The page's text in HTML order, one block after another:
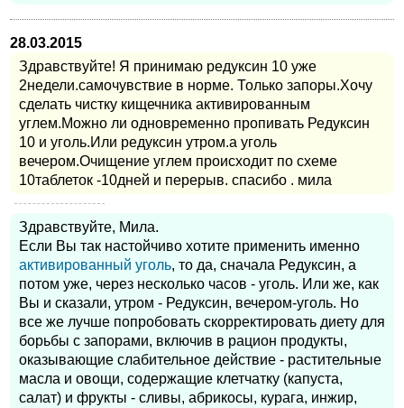
28.03.2015
Здравствуйте! Я принимаю редуксин 10 уже
2недели.самочувствие в норме. Только запоры.Хочу
сделать чистку кищечника активированным
углем.Можно ли одновременно пропивать Редуксин
10 и уголь.Или редуксин утром.а уголь
вечером.Очищение углем происходит по схеме
10таблеток -10дней и перерыв. спасибо . мила
Здравствуйте, Мила.
Если Вы так настойчиво хотите применить именно
активированный уголь, то да, сначала Редуксин, а
потом уже, через несколько часов - уголь. Или же, как
Вы и сказали, утром - Редуксин, вечером-уголь. Но
все же лучше попробовать скорректировать диету для
борьбы с запорами, включив в рацион продукты,
оказывающие слабительное действие - растительные
масла и овощи, содержащие клетчатку (капуста,
салат) и фрукты - сливы, абрикосы, курага, инжир,